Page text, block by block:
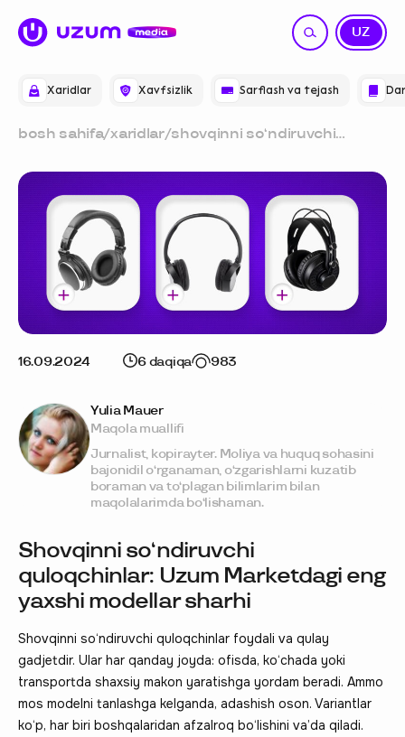
Xaridlar Xavfsizlik Sarflash va tejash
UZ
RU
bosh sahifa/xaridlar/shovqinni so‘ndiruvchi
marketdagi eng yaxshi
modellar sharhi
16.09.2024 6 daqiqa 983
Shovqinni so‘ndiruvchi
quloqchinlar: Uzum Marketdagi eng
yaxshi modellar sharhi
Shovqinni so‘ndiruvchi quloqchinlar foydali va qulay
gadjetdir. Ular har qanday joyda: ofisda, ko‘chada yoki
transportda shaxsiy makon yaratishga yordam beradi. Ammo
mos modelni tanlashga kelganda, adashish oson. Variantlar
ko‘p, har biri boshqalaridan afzalroq bo‘lishini va’da qiladi.
Yulia Mauer
Maqola muallifi
Jurnalist, kopirayter. Moliya va huquq sohasini
bajonidil o‘rganaman, o‘zgarishlarni kuzatib
boraman va to‘plagan bilimlarim bilan
maqolalarimda bo‘lishaman.